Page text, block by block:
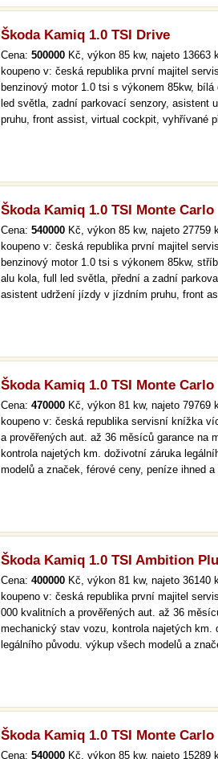
Škoda Kamiq 1.0 TSI Drive
Cena: 500000 Kč, výkon 85 kw, najeto 13663
koupeno v: česká republika první majitel
benzinový motor 1.0 tsi s výkonem 85kw, bílá
led světla, zadní parkovací senzory, asistent
pruhu, front assist, virtual cockpit, vyhřívané
perfektním stavu přímo po 1. majiteli. v plné
Škoda Kamiq 1.0 TSI Monte Carlo
Cena: 540000 Kč, výkon 85 kw, najeto 27759
koupeno v: česká republika první majitel
benzinový motor 1.0 tsi s výkonem 85kw,
alu kola, full led světla, přední a zadní
asistent udržení jízdy v jízdním pruhu, front
startování, čtení dopravních značekzánovní
Škoda Kamiq 1.0 TSI Monte Carlo
Cena: 470000 Kč, výkon 81 kw, najeto 79769
koupeno v: česká republika servisní knížka
a prověřených aut. až 36 měsíců garance na
kontrola najetých km. doživotní záruka
modelů a značek, férové ceny, peníze ihned
mechanický stav vozu, kontrola najetých
Škoda Kamiq 1.0 TSI Ambition
Cena: 400000 Kč, výkon 81 kw, najeto 36140
koupeno v: česká republika první majitel
000 kvalitních a prověřených aut. až 36
mechanický stav vozu, kontrola najetých km.
legálního původu. výkup všech modelů a
36 měsíců garance na mechanický stav
Škoda Kamiq 1.0 TSI Monte Carlo
Cena: 540000 Kč, výkon 85 kw, najeto 15289